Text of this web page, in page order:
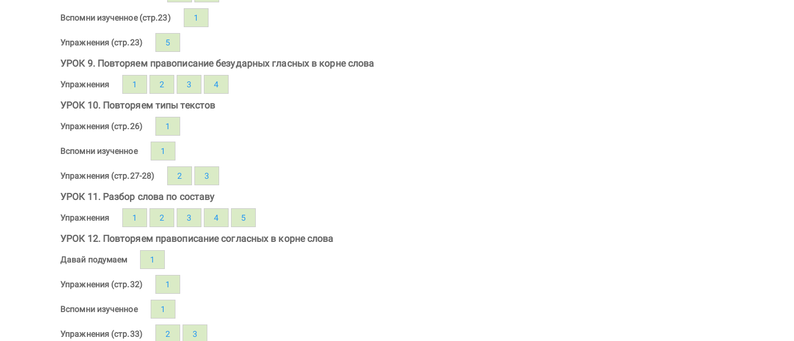
Вспомни изученное (стр.23) 1
Упражнения (стр.23) 5
УРОК 9. Повторяем правописание безударных гласных в корне слова
Упражнения 1 2 3 4
УРОК 10. Повторяем типы текстов
Упражнения (стр.26) 1
Вспомни изученное 1
Упражнения (стр.27-28) 2 3
УРОК 11. Разбор слова по составу
Упражнения 1 2 3 4 5
УРОК 12. Повторяем правописание согласных в корне слова
Давай подумаем 1
Упражнения (стр.32) 1
Вспомни изученное 1
Упражнения (стр.33) 2 3